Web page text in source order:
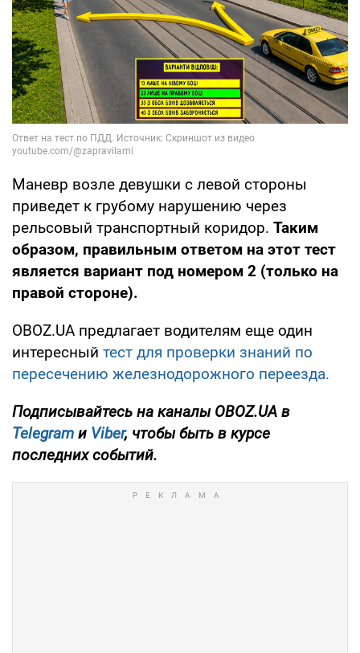
Маневр возле девушки с левой стороны
приведет к грубому нарушению через
рельсовый транспортный коридор. Таким
образом, правильным ответом на этот тест
является вариант под номером 2 (только на
правой стороне).
OBOZ.UA предлагает водителям еще один
интересный тест для проверки знаний по
пересечению железнодорожного переезда.
Подписывайтесь на каналы OBOZ.UA в
Telegram и Viber, чтобы быть в курсе
последних событий.